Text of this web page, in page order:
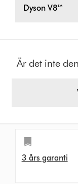
Dyson V8™
Är det inte
3 års garanti